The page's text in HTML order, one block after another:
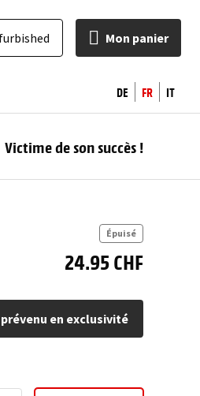
Mon panier
DE FR IT
Victime de son succès !
Épuisé
24.95 CHF
en exclusivité